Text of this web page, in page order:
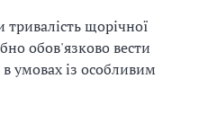
щорічної
обов'язково вести
в умовах із особливим